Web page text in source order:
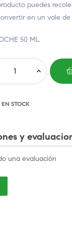
puedes
en un vale de
50 ML
STOCK
y
una evaluación